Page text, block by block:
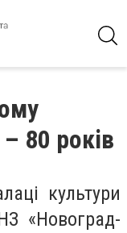
80 років
культури
«Новоград-